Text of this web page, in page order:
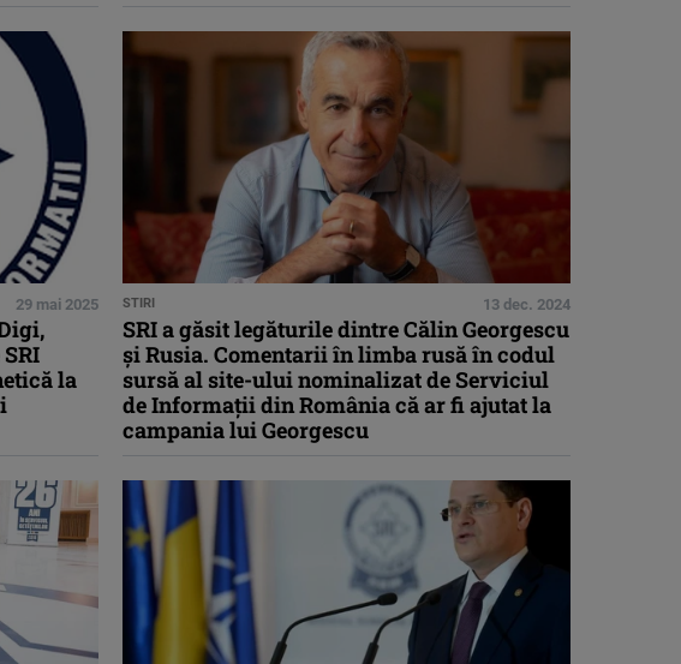
29 mai 2025
la
STIRI 13 dec. 2024
SRI a găsit legăturile dintre Călin Georgescu
şi Rusia. Comentarii în limba rusă în codul
sursă al site-ului nominalizat de Serviciul
de Informaţii din România că ar fi ajutat la
campania lui Georgescu